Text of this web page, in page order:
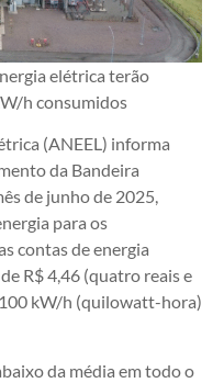
elétrica terão
h consumidos
(ANEEL) informa
da Bandeira
de junho de 2025,
para os
contas de energia
R$ 4,46 (quatro reais e
kW/h (quilowatt-hora)
da média em todo o